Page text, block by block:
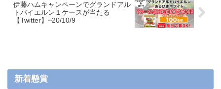
伊藤ハムキャンペーンでグランドアル
トバイエルン１ケースが当たる
【Twitter】~20/10/9
新着懸賞